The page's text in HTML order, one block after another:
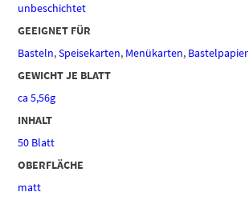
unbeschichtet
GEEIGNET FÜR
Basteln,Speisekarten, Menükarten, Bastelpapier
GEWICHT JE BLATT
ca 5,56g
INHALT
50 Blatt
OBERFLÄCHE
matt